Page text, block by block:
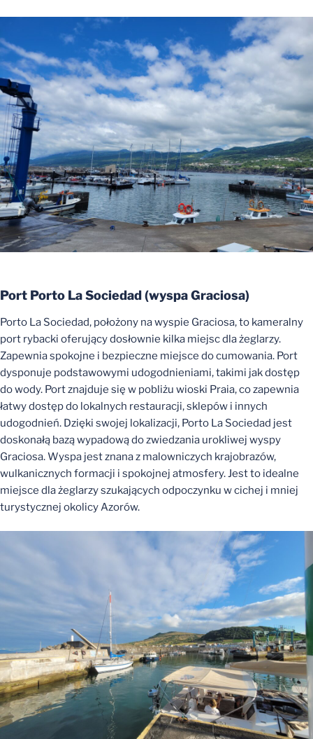
Port Porto La Sociedad(wyspaGraciosa)
Porto La Sociedad, położony na wyspie Graciosa, to kameralny
port rybacki oferujący dosłownie kilka miejsc dla żeglarzy.
Zapewnia spokojne i bezpieczne miejsce do cumowania. Port
dysponuje podstawowymi udogodnieniami, takimi jak dostęp
do wody. Port znajduje się w pobliżu wioski Praia, co zapewnia
łatwy dostęp do lokalnych restauracji, sklepów i innych
udogodnień. Dzięki swojej lokalizacji, Porto La Sociedad jest
doskonałą bazą wypadową do zwiedzania urokliwej wyspy
Graciosa. Wyspa jest znana z malowniczych krajobrazów,
wulkanicznych formacji i spokojnej atmosfery. Jest to idealne
miejsce dla żeglarzy szukających odpoczynku w cichej i mniej
turystycznej okolicy Azorów.